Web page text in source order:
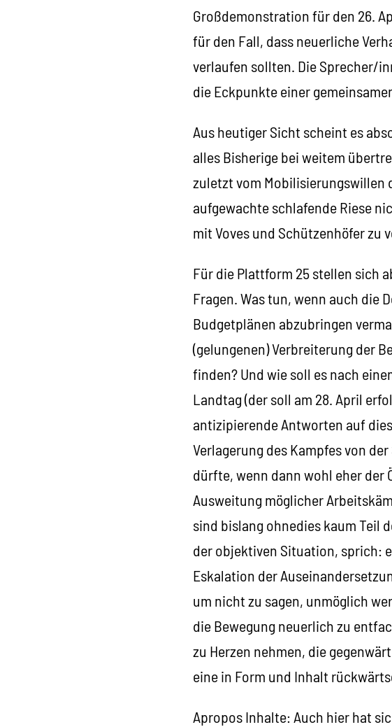
Großdemonstration für den 26.
für den Fall, dass neuerliche
verlaufen sollten. Die Sprecher/
die Eckpunkte einer
Aus heutiger Sicht scheint es
alles Bisherige bei weitem
zuletzt vom Mobilisierungswillen
aufgewachte schlafende Riese
mit Voves und Schützenhöfer zu
Für die Plattform 25 stellen sich
Fragen. Was tun, wenn auch die
Budgetplänen abzubringen
(gelungenen) Verbreiterung der
finden? Und wie soll es nach
Landtag (der soll am 28. April
antizipierende Antworten auf
Verlagerung des Kampfes von
dürfte, wenn dann wohl eher der
Ausweitung möglicher
sind bislang ohnedies kaum Teil
der objektiven Situation, sprich:
Eskalation der
um nicht zu sagen, unmöglich
die Bewegung neuerlich zu
zu Herzen nehmen, die
eine in Form und Inhalt
Apropos Inhalte: Auch hier hat